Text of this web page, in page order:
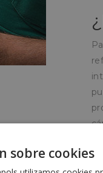
sobre cookies